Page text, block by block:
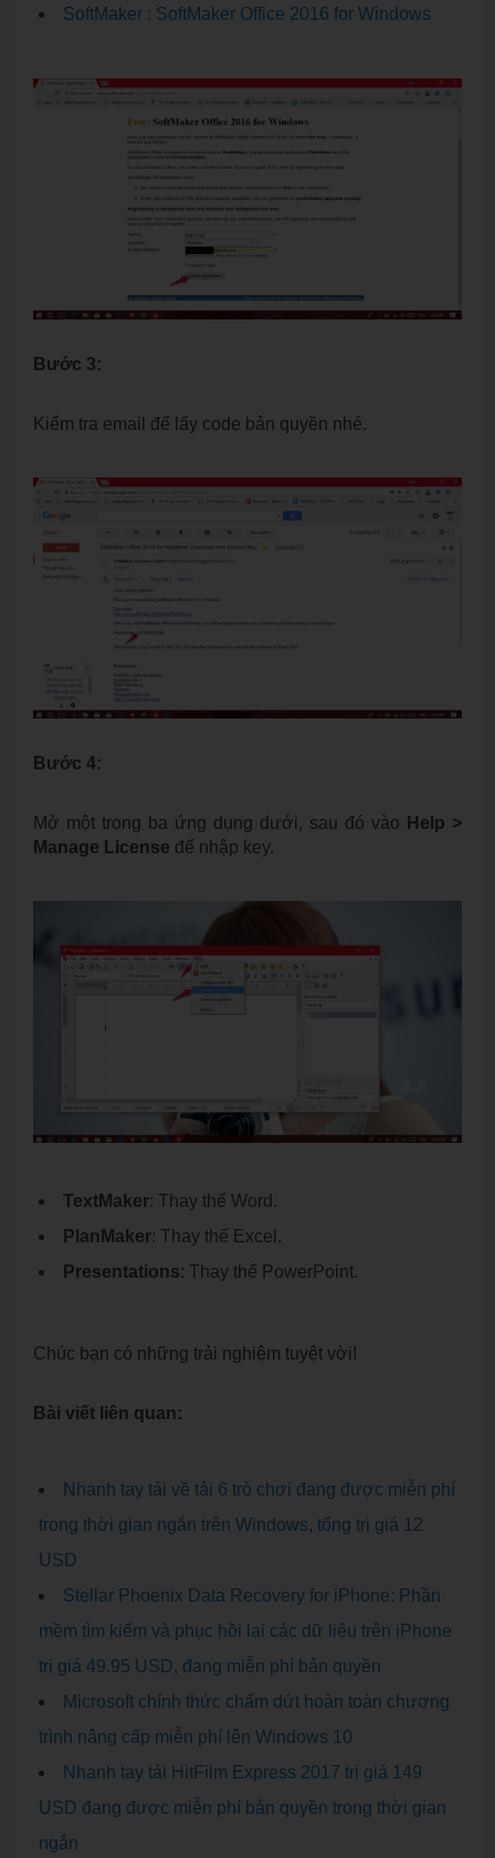
SoftMaker : SoftMaker Office 2016 for Windows
Bước 3:
Kiểm tra email để lấy code bản quyền nhé.
Bước 4:
Mở một trong ba ứng dụng dưới, sau đó vào
Help >
Manage License để nhập key.
TextMaker: Thay thế Word.
PlanMaker: Thay thế Excel.
Presentations: Thay thế PowerPoint.
Chúc bạn có những trải nghiệm tuyệt vời!
Bài viết liên quan:
Nhanh tay tải về tải 6 trò chơi đang được miễn phí
trong thời gian ngắn trên Windows, tổng trị giá 12
USD
Stellar Phoenix Data Recovery for iPhone: Phần
mềm tìm kiếm và phục hồi lại các dữ liệu trên iPhone
trị giá 49.95 USD, đang miễn phí bản quyền
Microsoft chính thức chấm dứt hoàn toàn chương
trình nâng cấp miễn phí lên Windows 10
Nhanh tay tải HitFilm Express 2017 trị giá 149
USD đang được miễn phí bản quyền trong thời gian
ngắn